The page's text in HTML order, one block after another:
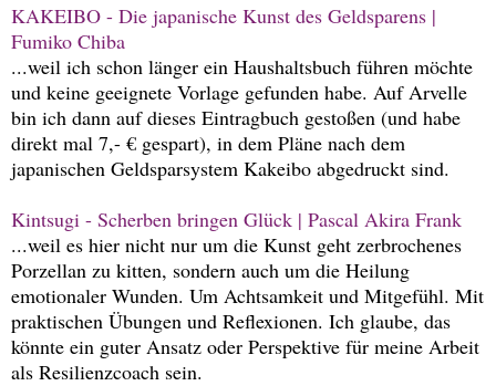
KAKEIBO - Die japanische Kunst des Geldsparens |
Fumiko Chiba
...weil ich schon länger ein Haushaltsbuch führen möchte
und keine geeignete Vorlage gefunden habe. Auf Arvelle
bin ich dann auf dieses Eintragbuch gestoßen (und habe
direkt mal 7,- € gespart), in dem Pläne nach dem
japanischen Geldsparsystem Kakeibo abgedruckt sind.
Kintsugi - Scherben bringen Glück | Pascal Akira Frank
...weil es hier nicht nur um die Kunst geht zerbrochenes
Porzellan zu kitten, sondern auch um die Heilung
emotionaler Wunden. Um Achtsamkeit und Mitgefühl. Mit
praktischen Übungen und Reflexionen. Ich glaube, das
könnte ein guter Ansatz oder Perspektive für meine Arbeit
als Resilienzcoach sein.